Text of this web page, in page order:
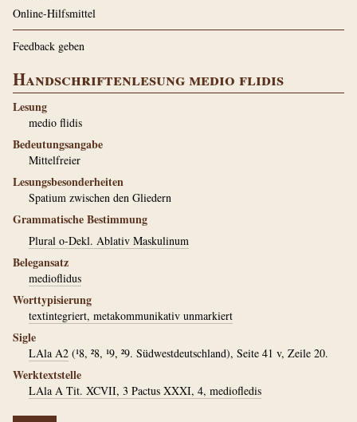
Online-Hilfsmittel
Feedback geben
Handschriftenlesung medio flidis
Lesung
medio flidis
Bedeutungsangabe
Mittelfreier
Lesungsbesonderheiten
Spatium zwischen den Gliedern
Grammatische Bestimmung
Plural o-Dekl. Ablativ Maskulinum
Belegansatz
medioflidus
Worttypisierung
textintegriert, metakommunikativ unmarkiert
Sigle
LAla A2 (¹8, ²8, ¹9, ²9. Südwestdeutschland), Seite 41 v, Zeile 20.
Werktextstelle
LAla A Tit. XCVII, 3 Pactus XXXI, 4, mediofledis